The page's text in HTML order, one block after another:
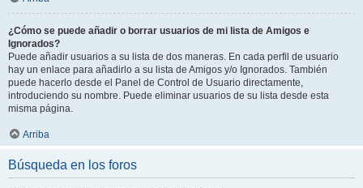
¿Cómo se puede añadir o borrar usuarios de mi lista de Amigos e
Ignorados?
Puede añadir usuarios a su lista de dos maneras. En cada perfil de usuario
hay un enlace para añadirlo a su lista de Amigos y/o Ignorados. También
puede hacerlo desde el Panel de Control de Usuario directamente,
introduciendo su nombre. Puede eliminar usuarios de su lista desde esta
misma página.
Arriba
Búsqueda en los foros